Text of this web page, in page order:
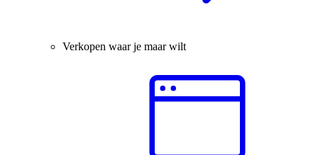
Verkopen waar je maar wilt